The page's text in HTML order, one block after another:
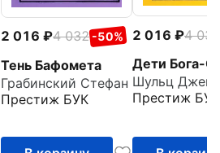
2 016 4 032 -50%
Тень Бафомета
Грабинский Стефан
Престиж БУК
2 016
4 032
Дети Бога-
Престиж БУК